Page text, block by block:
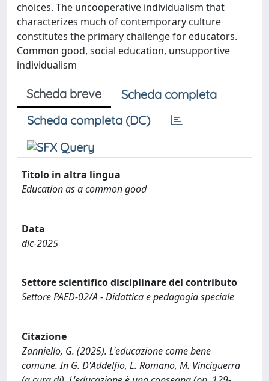
choices. The uncooperative individualism that
characterizes much of contemporary culture
constitutes the primary challenge for educators.
Common good, social education, unsupportive
individualism
Scheda breve
Scheda completa
Scheda completa (DC)
Titolo in altra lingua
Education as a common good
Data
dic-2025
Settore scientifico disciplinare del contributo
Settore PAED-02/A - Didattica e pedagogia speciale
Citazione
Zanniello, G. (2025). L'educazione come bene
comune. In G. D'Addelfio, L. Romano, M. Vinciguerra